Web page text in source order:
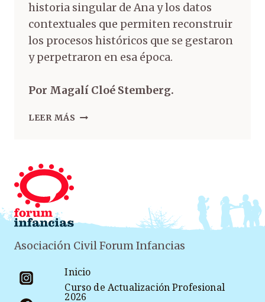
historia singular de Ana y los datos
contextuales que permiten reconstruir
los procesos históricos que se gestaron
y perpetraron en esa época.
Por Magalí Cloé Stemberg.
LEER MÁS
Asociación Civil Forum Infancias
Inicio
Curso de Actualización Profesional
2026